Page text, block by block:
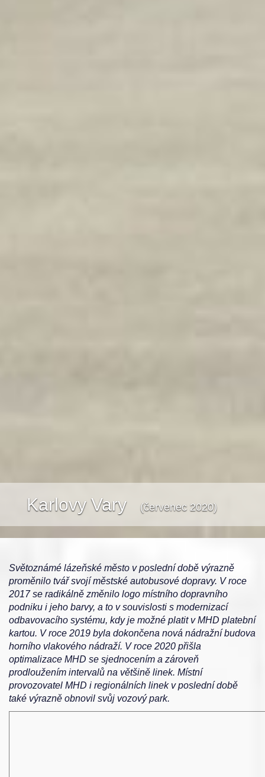
Karlovy Vary (červenec 2020)
Světoznámé lázeňské město v poslední době výrazně
proměnilo tvář svojí městské autobusové dopravy. V roce
2017 se radikálně změnilo logo místního dopravního
podniku i jeho barvy, a to v souvislosti s modernizací
odbavovacího systému, kdy je možné platit v MHD platební
kartou. V roce 2019 byla dokončena nová nádražní budova
horního vlakového nádraží. V roce 2020 přišla
optimalizace MHD se sjednocením a zároveň
prodloužením intervalů na většině linek. Místní
provozovatel MHD i regionálních linek v poslední době
také výrazně obnovil svůj vozový park.